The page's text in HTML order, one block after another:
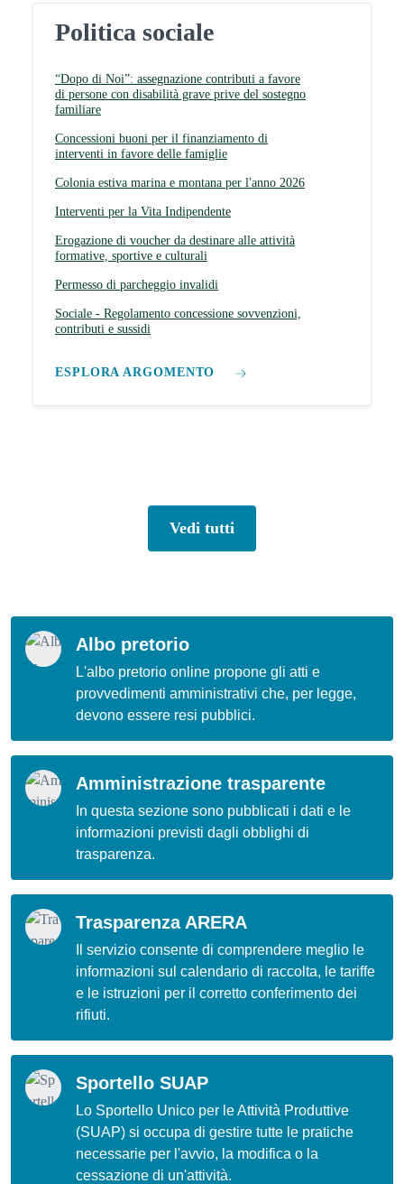
Politica sociale
“Dopo di Noi”: assegnazione contributi a favore
di persone con disabilità grave prive del sostegno
familiare
Concessioni buoni per il finanziamento di
interventi in favore delle famiglie
Colonia estiva marina e montana per l'anno 2026
Interventi per la Vita Indipendente
Erogazione di voucher da destinare alle attività
formative, sportive e culturali
Permesso di parcheggio invalidi
Sociale - Regolamento concessione sovvenzioni,
contributi e sussidi
ESPLORA ARGOMENTO
Vedi tutti
Albo pretorio
L'albo pretorio online propone gli atti e
provvedimenti amministrativi che, per legge,
devono essere resi pubblici.
Amministrazione trasparente
In questa sezione sono pubblicati i dati e le
informazioni previsti dagli obblighi di
trasparenza.
Trasparenza ARERA
Il servizio consente di comprendere meglio le
informazioni sul calendario di raccolta, le tariffe
e le istruzioni per il corretto conferimento dei
rifiuti.
Sportello SUAP
Lo Sportello Unico per le Attività Produttive
(SUAP) si occupa di gestire tutte le pratiche
necessarie per l'avvio, la modifica o la
cessazione di un'attività.